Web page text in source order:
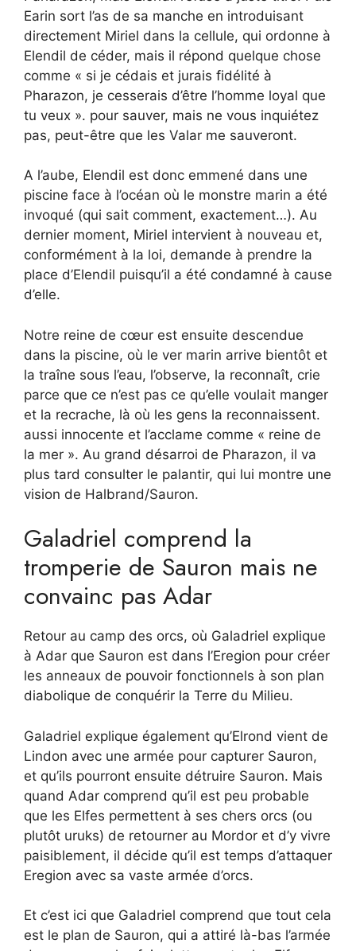
Earin sort l’as de sa manche en introduisant
directement Miriel dans la cellule, qui ordonne à
Elendil de céder, mais il répond quelque chose
comme « si je cédais et jurais fidélité à
Pharazon, je cesserais d’être l’homme loyal que
tu veux ». pour sauver, mais ne vous inquiétez
pas, peut-être que les Valar me sauveront.
A l’aube, Elendil est donc emmené dans une
piscine face à l’océan où le monstre marin a été
invoqué (qui sait comment, exactement…). Au
dernier moment, Miriel intervient à nouveau et,
conformément à la loi, demande à prendre la
place d’Elendil puisqu’il a été condamné à cause
d’elle.
Notre reine de cœur est ensuite descendue
dans la piscine, où le ver marin arrive bientôt et
la traîne sous l’eau, l’observe, la reconnaît, crie
parce que ce n’est pas ce qu’elle voulait manger
et la recrache, là où les gens la reconnaissent.
aussi innocente et l’acclame comme « reine de
la mer ». Au grand désarroi de Pharazon, il va
plus tard consulter le palantir, qui lui montre une
vision de Halbrand/Sauron.
Galadriel comprend la
tromperie de Sauron mais ne
convainc pas Adar
Retour au camp des orcs, où Galadriel explique
à Adar que Sauron est dans l’Eregion pour créer
les anneaux de pouvoir fonctionnels à son plan
diabolique de conquérir la Terre du Milieu.
Galadriel explique également qu’Elrond vient de
Lindon avec une armée pour capturer Sauron,
et qu’ils pourront ensuite détruire Sauron. Mais
quand Adar comprend qu’il est peu probable
que les Elfes permettent à ses chers orcs (ou
plutôt uruks) de retourner au Mordor et d’y vivre
paisiblement, il décide qu’il est temps d’attaquer
Eregion avec sa vaste armée d’orcs.
Et c’est ici que Galadriel comprend que tout cela
est le plan de Sauron, qui a attiré là-bas l’armée